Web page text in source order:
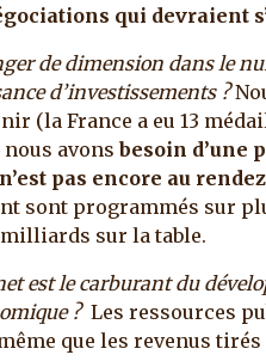
qui devraient
de dimension dans le
d’investissements ?
(la France a eu 13
nous avonsbesoin d’une
pas encore au
sont programmés sur
sur la table.
est le carburant du
? Les ressources
que les revenus tirés